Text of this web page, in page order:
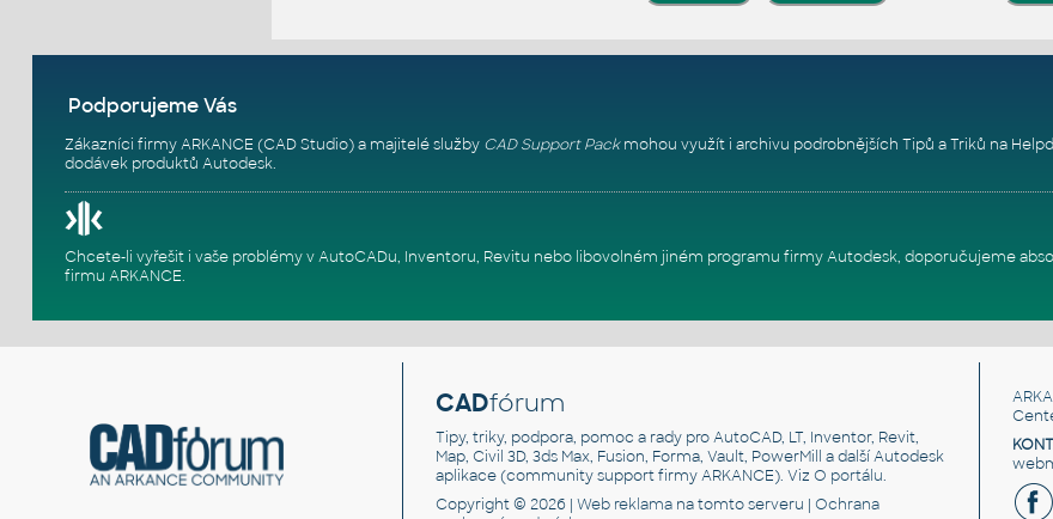
Podporujeme Vás
Zákazníci firmy ARKANCE (CAD Studio) a majitelé služby CAD Support Packmohou využít i archivu podrobnějších Tipů a Triků na
dodávek produktů Autodesk.
Chcete-li vyřešit i vaše problémy v AutoCADu, Inventoru, Revitu nebo libovolném jiném programu firmy Autodesk, doporučujeme
firmu ARKANCE.
CADfórum
Tipy, triky, podpora, pomoc a rady pro AutoCAD, LT, Inventor, Revit,
Map, Civil 3D, 3ds Max, Fusion, Forma, Vault, PowerMill a další Autodesk
aplikace (community support firmy ARKANCE). Viz O portálu.
Copyright © 2026 | Web reklamana tomto serveru | Ochrana